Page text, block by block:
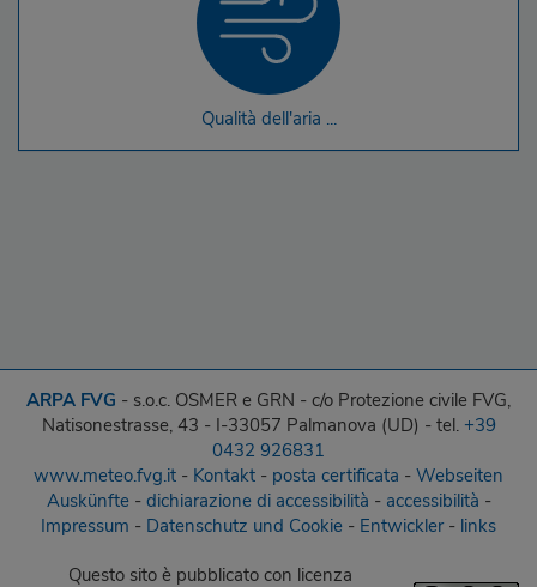
Qualità dell'aria ...
ARPA FVG - s.o.c. OSMER e GRN - c/o Protezione civile FVG,
Natisonestrasse, 43 - I-33057 Palmanova (UD) - tel. +39
0432 926831
www.meteo.fvg.it - Kontakt - posta certificata - Webseiten
Auskünfte - dichiarazione di accessibilità - accessibilità -
Impressum - Datenschutz und Cookie - Entwickler- links
Questo sitoè pubblicato con licenza